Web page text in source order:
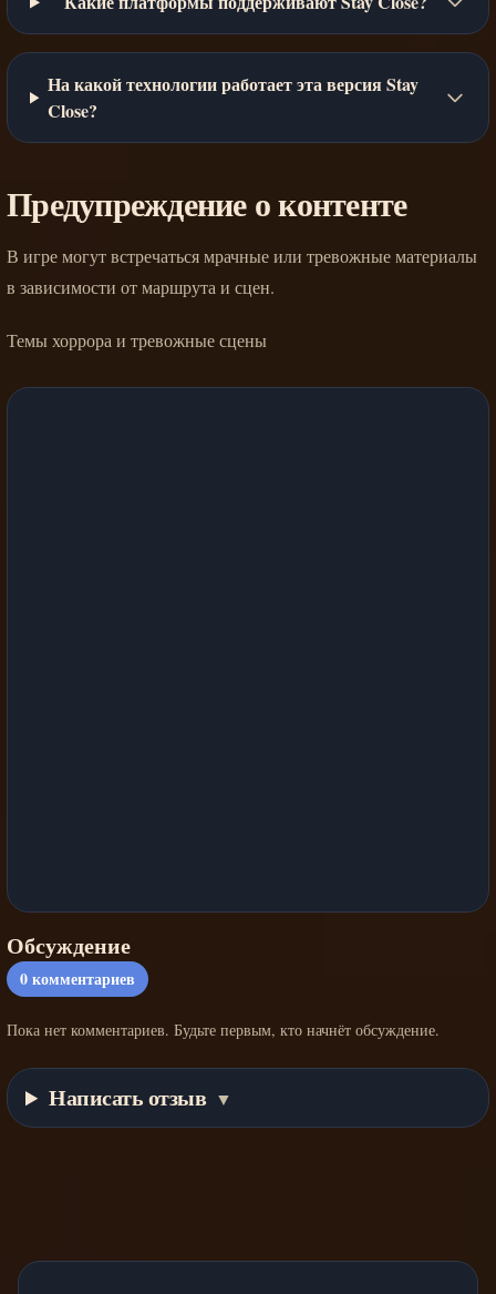
На какой технологии работает эта версия Stay
Close?
Предупреждение о контенте
В игре могут встречаться мрачные или тревожные материалы
в зависимости от маршрута и сцен.
Темы хоррора и тревожные сцены
Обсуждение
0комментариев
Пока нет комментариев. Будьте первым, кто начнёт обсуждение.
Написать отзыв ▼